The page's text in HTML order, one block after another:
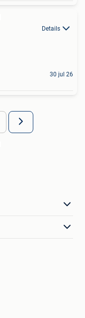
Details
30 jul 26